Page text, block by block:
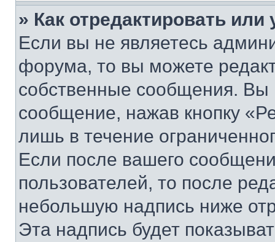
» Как отредактировать
Если вы не являетесь
форума, то вы можете
собственные сообщения. Вы
сообщение, нажав кнопку
лишь в течение
Если после вашего
пользователей, то после
небольшую надпись ниже
Эта надпись будет